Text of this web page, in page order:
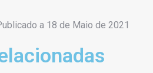
a 18 de Maio de 2021